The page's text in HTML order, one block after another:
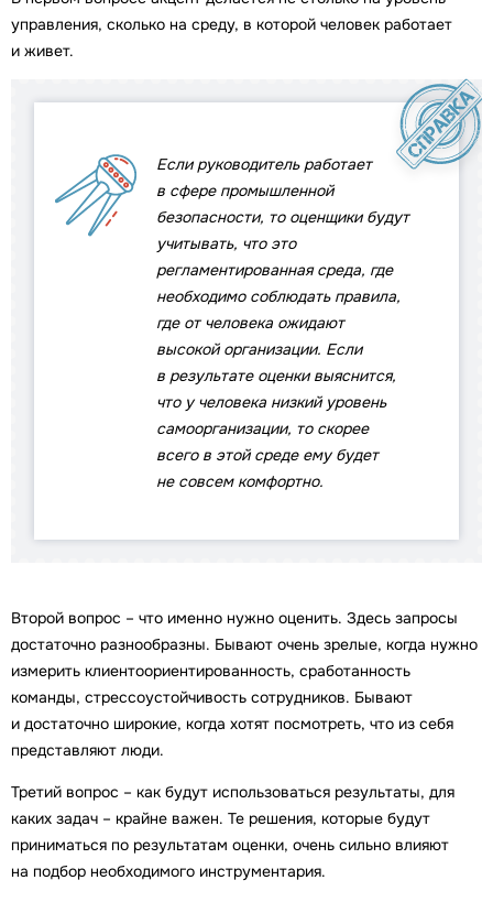
управления, сколько на среду, в которой человек работает
и живет.
Если руководитель работает
в сфере промышленной
безопасности, то оценщики будут
учитывать, что это
регламентированная среда, где
необходимо соблюдать правила,
где от человека ожидают
высокой организации. Если
в результате оценки выяснится,
что у человека низкий уровень
самоорганизации, то скорее
всего в этой среде ему будет
не совсем комфортно.
Второй вопрос – что именно нужно оценить. Здесь запросы
достаточно разнообразны. Бывают очень зрелые, когда нужно
измерить клиентоориентированность, сработанность
команды, стрессоустойчивость сотрудников. Бывают
и достаточно широкие, когда хотят посмотреть, что из себя
представляют люди.
Третий вопрос – как будут использоваться результаты, для
каких задач – крайне важен. Те решения, которые будут
приниматься по результатам оценки, очень сильно влияют
на подбор необходимого инструментария.